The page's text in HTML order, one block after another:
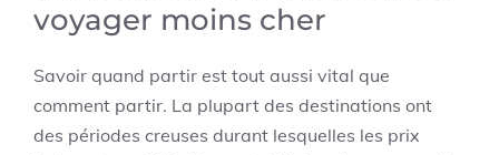
voyager moins cher
Savoir quand partir est tout aussi vital que
comment partir. La plupart des destinations ont
des périodes creuses durant lesquelles les prix